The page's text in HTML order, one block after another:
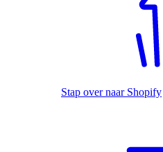
Stap over naar Shopify